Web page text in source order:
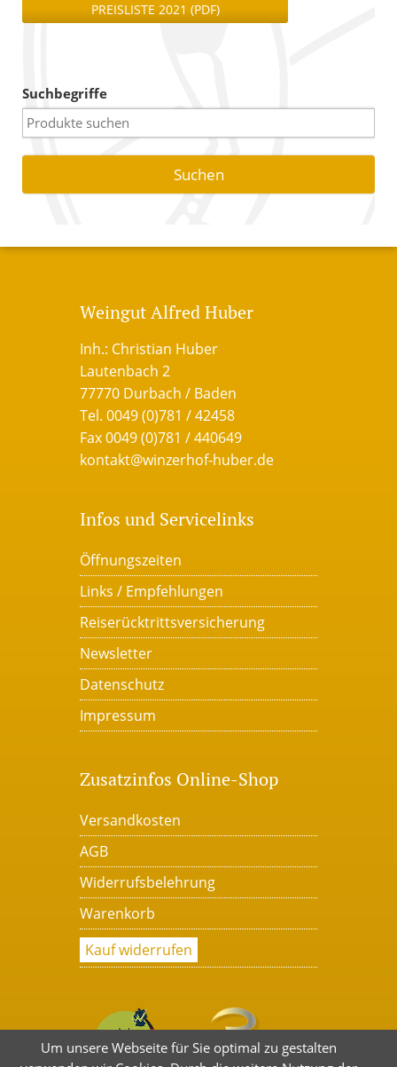
PREISLISTE 2021 (PDF)
Suchbegriffe
Weingut Alfred Huber
Inh.: Christian Huber
Lautenbach 2
77770 Durbach / Baden
Tel. 0049 (0)781 / 42458
Fax 0049 (0)781 / 440649
kontakt@winzerhof-huber.de
Infos und Servicelinks
Öffnungszeiten
Links / Empfehlungen
Reiserücktrittsversicherung
Newsletter
Datenschutz
Impressum
Zusatzinfos Online-Shop
Versandkosten
AGB
Widerrufsbelehrung
Warenkorb
Kauf widerrufen
Um unsere Webseite für Sie optimal zu gestalten